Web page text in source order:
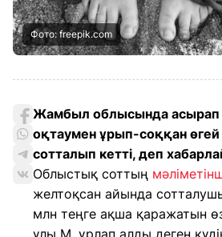
Фото: freepik.com
Жамбыл облысында асырап
оқтаумен ұрып-соққан өгей
сотталып кетті, деп
Облыстық соттың
желтоқсан айында сотталушы
млн теңге ақша қаражатын
ұлы М. ұрлап алды деген